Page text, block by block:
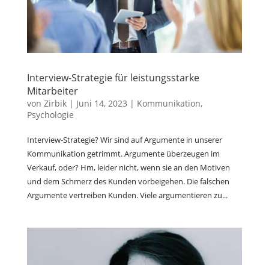
Interview-Strategie für leistungsstarke
Mitarbeiter
von Zirbik| Juni 14, 2023 | Kommunikation,
Psychologie
Interview-Strategie? Wir sind auf Argumente in unserer
Kommunikation getrimmt. Argumente überzeugen im
Verkauf, oder? Hm, leider nicht, wenn sie an den Motiven
und dem Schmerz des Kunden vorbeigehen. Die falschen
Argumente vertreiben Kunden. Viele argumentieren zu...